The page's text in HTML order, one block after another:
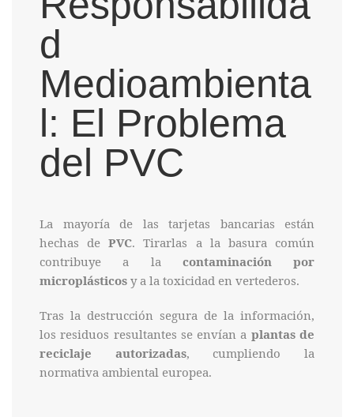
d
Medioambienta
l: El Problema
del PVC
La mayoría de las tarjetas bancarias están
hechas dePVC. Tirarlas a la basura común
contribuye a la contaminación por
microplásticos y a la toxicidad en vertederos.
Tras la destrucción segura de la información,
los residuos resultantes se envían a plantas de
reciclaje autorizadas, cumpliendo la
normativa ambiental europea.